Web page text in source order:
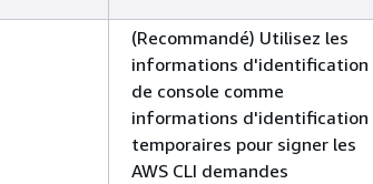
(Recommandé) Utilisez les
informations d'identification
de console comme
informations d'identification
temporaires pour signer les
AWS CLI demandes